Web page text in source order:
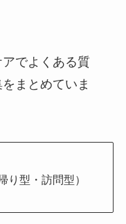
でよくある質
まとめていま
り型・訪問型）